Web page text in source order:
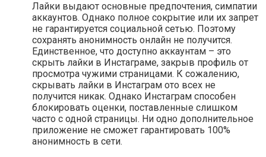
Лайки выдают основные предпочтения, симпатии
аккаунтов. Однако полное сокрытие или их запрет
не гарантируется социальной сетью. Поэтому
сохранять анонимность онлайн не получится.
Единственное, что доступно аккаунтам – это
скрыть лайки в Инстаграме, закрыв профиль от
просмотра чужими страницами. К сожалению,
скрывать лайки в Инстаграм ото всех не
получится никак. Однако Инстаграм способен
блокировать оценки, поставленные слишком
часто с одной страницы. Ни одно дополнительное
приложение не сможет гарантировать 100%
анонимность в сети.